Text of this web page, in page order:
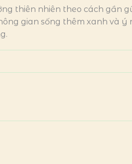
thiên nhiên theo cách gần
gian sống thêm xanh và ý